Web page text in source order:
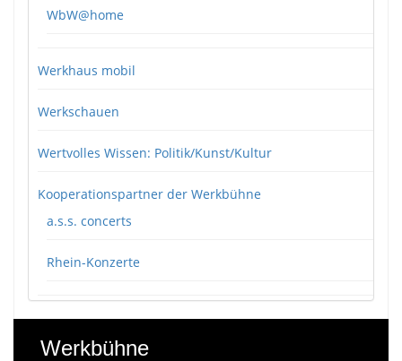
WbW@home
Werkhaus mobil
Werkschauen
Wertvolles Wissen: Politik/Kunst/Kultur
Kooperationspartner der Werkbühne
a.s.s. concerts
Rhein-Konzerte
Werkbühne